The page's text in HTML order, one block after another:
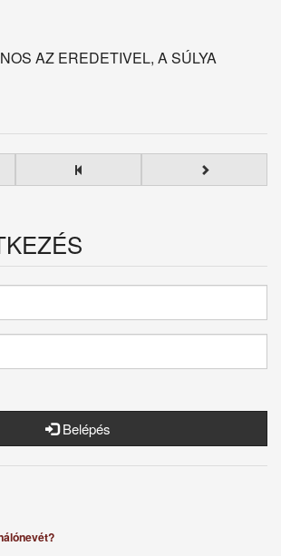
AZ EREDETIVEL, A SÚLYA
Belépés